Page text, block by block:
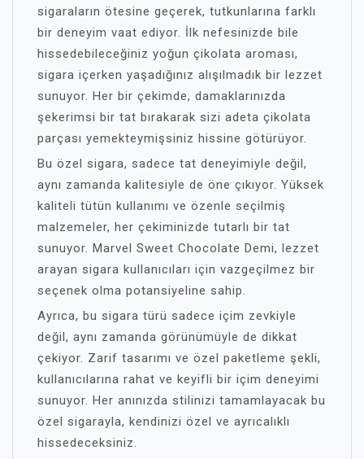
sigaraların ötesine geçerek, tutkunlarına farklı
bir deneyim vaat ediyor. İlk nefesinizde bile
hissedebileceğiniz yoğun çikolata aroması,
sigara içerken yaşadığınız alışılmadık bir lezzet
sunuyor. Her bir çekimde, damaklarınızda
şekerimsi bir tat bırakarak sizi adeta çikolata
parçası yemekteymişsiniz hissine götürüyor.
Bu özel sigara, sadece tat deneyimiyle değil,
aynı zamanda kalitesiyle de öne çıkıyor. Yüksek
kaliteli tütün kullanımı ve özenle seçilmiş
malzemeler, her çekiminizde tutarlı bir tat
sunuyor. Marvel Sweet Chocolate Demi, lezzet
arayan sigara kullanıcıları için vazgeçilmez bir
seçenek olma potansiyeline sahip.
Ayrıca, bu sigara türü sadece içim zevkiyle
değil, aynı zamanda görünümüyle de dikkat
çekiyor. Zarif tasarımı ve özel paketleme şekli,
kullanıcılarına rahat ve keyifli bir içim deneyimi
sunuyor. Her anınızda stilinizi tamamlayacak bu
özel sigarayla, kendinizi özel ve ayrıcalıklı
hissedeceksiniz.